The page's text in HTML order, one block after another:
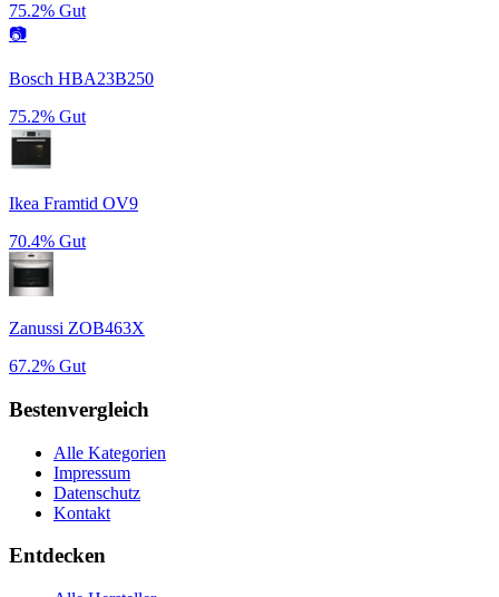
75.2% Gut
📷
Bosch HBA23B250
75.2% Gut
Ikea Framtid OV9
70.4% Gut
Zanussi ZOB463X
67.2% Gut
Bestenvergleich
Alle Kategorien
Impressum
Datenschutz
Kontakt
Entdecken